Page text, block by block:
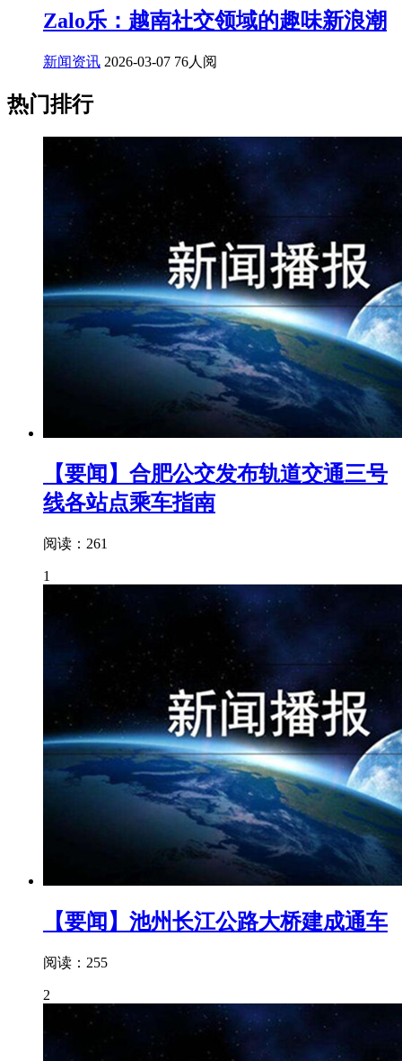
Zalo乐：越南社交领域的趣味新浪潮
新闻资讯 2026-03-07 76人阅
热门排行
【要闻】合肥公交发布轨道交通三号
线各站点乘车指南
阅读：261
1
【要闻】池州长江公路大桥建成通车
阅读：255
2